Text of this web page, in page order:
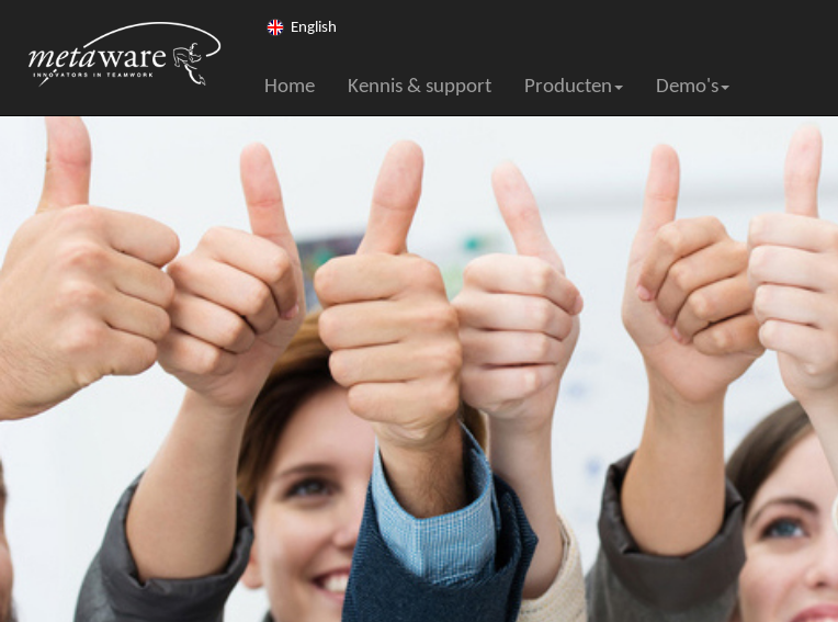
English
Home Kennis & support Producten Demo's